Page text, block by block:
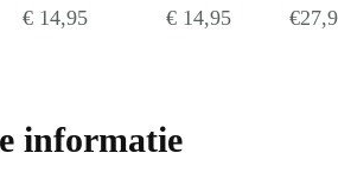
€ 14,95 € 14,95
informatie